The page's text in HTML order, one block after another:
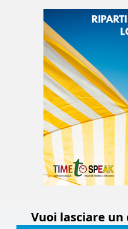
Vuoi lasciare